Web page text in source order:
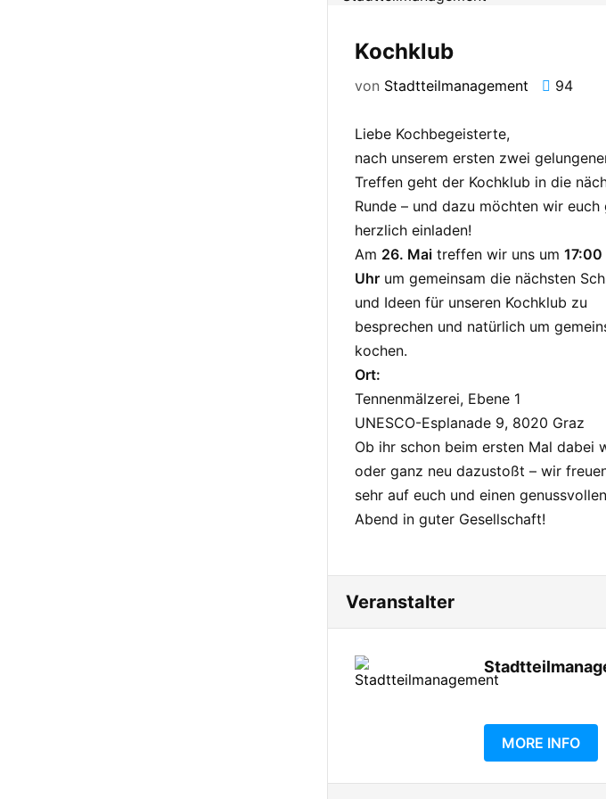
Kochklub
von Stadtteilmanagement 94
Liebe Kochbegeisterte,
nach unserem ersten zwei
Treffen geht der Kochklub in die
Runde – und dazu möchten wir euch
herzlich einladen!
Am 26. Mai treffen wir uns um 17:00
Uhr um gemeinsam die nächsten
und Ideen für unseren Kochklub zu
besprechen und natürlich um
kochen.
Ort:
Tennenmälzerei, Ebene 1
UNESCO-Esplanade 9, 8020 Graz
Ob ihr schon beim ersten Mal dabei
oder ganz neu dazustoßt – wir
sehr auf euch und einen genussvollen
Abend in guter Gesellschaft!
Veranstalter
MORE INFO